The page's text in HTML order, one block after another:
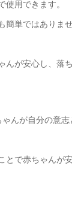
用できます。
単ではありませ
が安心し、落
んが自分の意志
で赤ちゃんが